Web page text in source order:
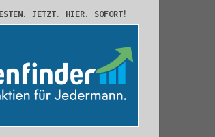
JETZT. HIER. SOFORT!